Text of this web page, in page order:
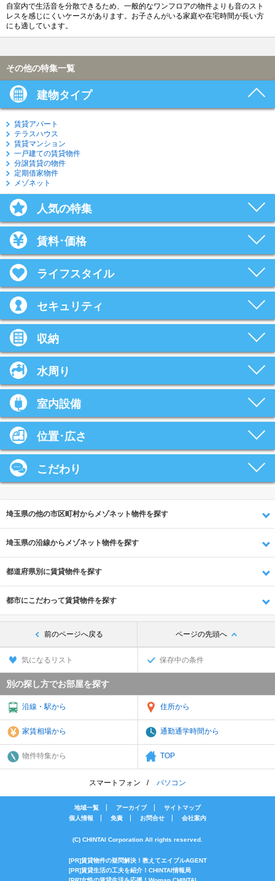
自室内で生活音を分散できるため、一般的なワンフロアの物件よりも音のスト
レスを感じにくいケースがあります。お子さんがいる家庭や在宅時間が長い方
にも適しています。
その他の特集一覧
建物タイプ
賃貸アパート
テラスハウス
賃貸マンション
一戸建ての賃貸物件
分譲賃貸の物件
定期借家物件
メゾネット
人気の特集
賃料･価格
ライフスタイル
セキュリティ
収納
水周り
室内設備
位置･広さ
こだわり
埼玉県の他の市区町村からメゾネット物件を探す
埼玉県の沿線からメゾネット物件を探す
都道府県別に賃貸物件を探す
都市にこだわって賃貸物件を探す
前のページへ戻る ページの先頭へ
気になるリスト 保存中の条件
別の探し方でお部屋を探す
沿線・駅から 住所から
家賃相場から 通勤通学時間から
物件特集から TOP
スマートフォン パソコン
地域一覧 アーカイブ
サイトマップ
個人情報
免責 お問合せ 会社案内
(C) CHINTAI Corporation All rights reserved.
[PR]賃貸物件の疑問解決！教えてエイブルAGENT
[PR]賃貸生活の工夫を紹介！CHINTAI情報局